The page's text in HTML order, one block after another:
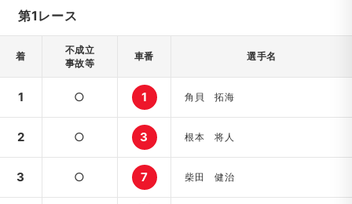
第1レース
着
不成立
事故等
車番 選手名
1 ○ 1 角貝 拓海
2 ○ 3 根本 将人
3 ○ 7 柴田 健治